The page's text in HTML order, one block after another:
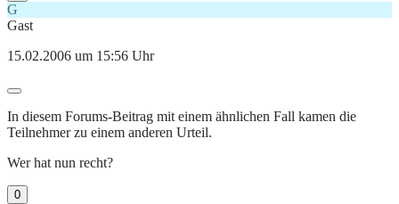
G
Gast
15.02.2006 um 15:56 Uhr
In diesem Forums-Beitrag mit einem ähnlichen Fall kamen die
Teilnehmer zu einem anderen Urteil.
Wer hat nun recht?
0